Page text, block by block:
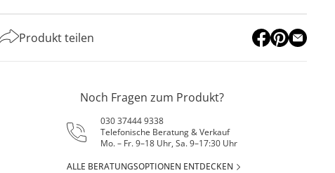
Produkt teilen
Noch Fragen zum Produkt?
030 37444 9338
Telefonische Beratung & Verkauf
Mo. – Fr. 9–18 Uhr, Sa. 9–17:30 Uhr
ALLE BERATUNGSOPTIONEN ENTDECKEN